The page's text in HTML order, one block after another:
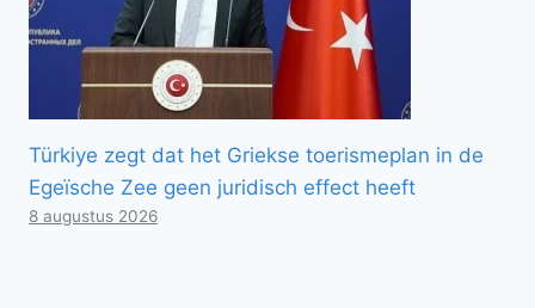
Türkiye zegt dat het Griekse toerismeplan in de
Egeïsche Zee geen juridisch effect heeft
8 augustus 2026